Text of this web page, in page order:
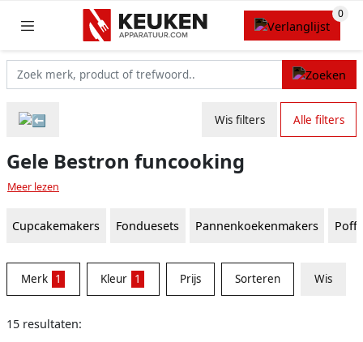
Wis filters Alle filters
Gele Bestron funcooking
Meer lezen
Cupcakemakers Fonduesets Pannenkoekenmakers
Merk 1 Kleur 1 Prijs Sorteren Wis
15 resultaten: